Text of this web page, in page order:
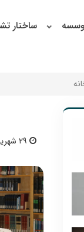
ساختار